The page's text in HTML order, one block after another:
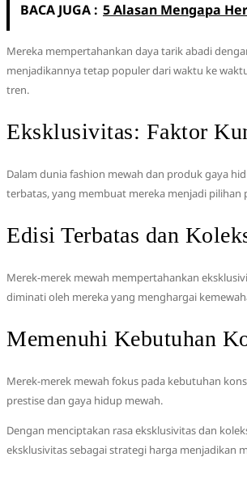
BACA JUGA : 5 Alasan Mengapa
Mereka mempertahankan daya tarik abadi
menjadikannya tetap populer dari waktu ke
tren.
Eksklusivitas: Faktor
Dalam dunia fashion mewah dan produk gaya
terbatas, yang membuat mereka menjadi
Edisi Terbatas dan
Merek-merek mewah mempertahankan
diminati oleh mereka yang menghargai
Memenuhi Kebutuhan
Merek-merek mewah fokus pada kebutuhan
prestise dan gaya hidup mewah.
Dengan menciptakan rasa eksklusivitas dan
eksklusivitas sebagai strategi harga menjadikan